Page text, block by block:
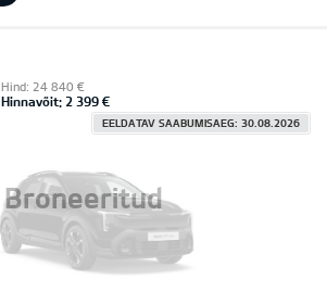
Broneeritud
Hind: 24 840 €
Hinnavõit: 2 399 €
EELDATAV SAABUMISAEG: 30.08.2026